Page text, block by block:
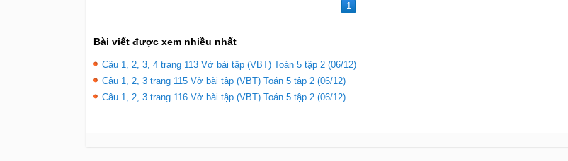
1
Bài viết được xem nhiều nhất
Câu 1, 2, 3, 4 trang 113 Vở bài tập (VBT) Toán 5 tập 2 (06/12)
Câu 1, 2, 3 trang 115 Vở bài tập (VBT) Toán 5 tập 2 (06/12)
Câu 1, 2, 3 trang 116 Vở bài tập (VBT) Toán 5 tập 2 (06/12)